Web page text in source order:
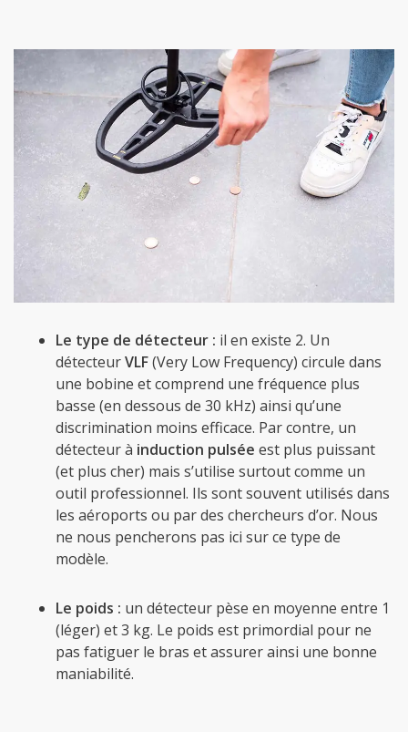
Le type de détecteur : il en existe 2. Un
détecteurVLF(Very Low Frequency) circule dans
une bobine et comprend une fréquence plus
basse (en dessous de 30 kHz) ainsi qu’une
discrimination moins efficace. Par contre, un
détecteur à induction pulsée est plus puissant
(et plus cher) mais s’utilise surtout comme un
outil professionnel. Ils sont souvent utilisés dans
les aéroports ou par des chercheurs d’or. Nous
ne nous pencherons pas ici sur ce type de
modèle.
Le poids : un détecteur pèse en moyenne entre 1
(léger) et 3 kg. Le poids est primordial pour ne
pas fatiguer le bras et assurer ainsi une bonne
maniabilité.